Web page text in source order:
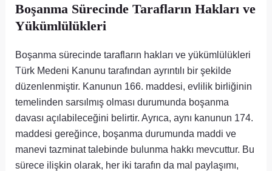
Boşanma Sürecinde Tarafların Hakları ve
Yükümlülükleri
Boşanma sürecinde tarafların hakları ve yükümlülükleri
Türk Medeni Kanunu tarafından ayrıntılı bir şekilde
düzenlenmiştir. Kanunun 166. maddesi, evlilik birliğinin
temelinden sarsılmış olması durumunda boşanma
davası açılabileceğini belirtir. Ayrıca, aynı kanunun 174.
maddesi gereğince, boşanma durumunda maddi ve
manevi tazminat talebinde bulunma hakkı mevcuttur. Bu
sürece ilişkin olarak, her iki tarafın da mal paylaşımı,